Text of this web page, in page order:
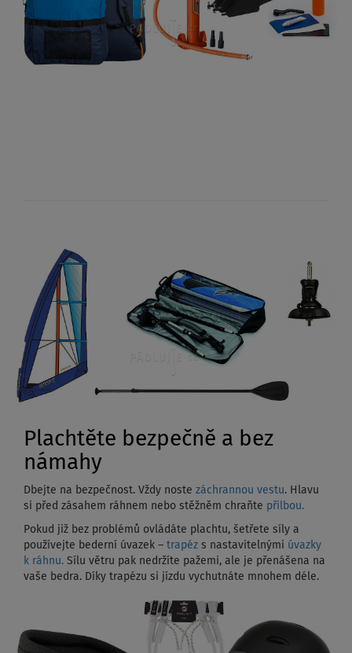
Plachtěte bezpečně a bez
námahy
Dbejte na bezpečnost. Vždy noste záchrannou vestu. Hlavu
si před zásahem ráhnem nebo stěžněm chraňte přilbou.
Pokud již bez problémů ovládáte plachtu, šetřete síly a
používejte bederní úvazek – trapéz s nastavitelnými úvazky
k ráhnu. Sílu větru pak nedržíte pažemi, ale je přenášena na
vaše bedra. Díky trapézu si jízdu vychutnáte mnohem déle.